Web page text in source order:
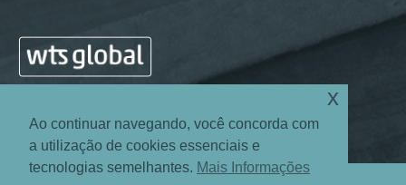
Ao continuar navegando, você concorda com
a utilização de cookies essenciais e
tecnologias semelhantes. Mais Informações
x